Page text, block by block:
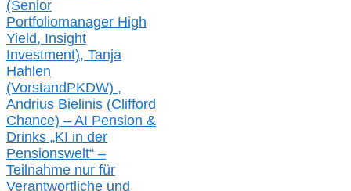
(Senior
Portfoliomanager High
Yield, Insight
Investment), Tanja
Hahlen
(VorstandPKDW) ,
Andrius Bielinis (Clifford
Chance) – AI Pension &
Drinks „KI in der
Pensionswelt“ –
Teilnahme nur für
Verantwortliche und